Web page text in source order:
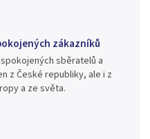
zákazníků
sběratelů a
z České republiky, ale i z
a ze světa.